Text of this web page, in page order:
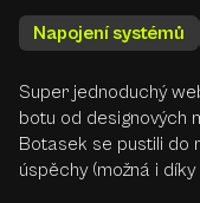
Napojení systémů
Super jednoduchý
botu od designových
Botasek se pustili do
úspěchy (možná i